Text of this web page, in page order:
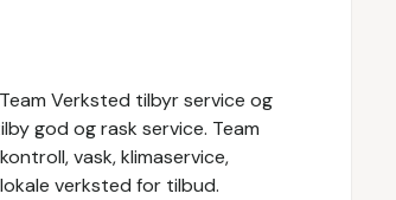
Verksted tilbyr service og
god og rask service. Team
vask, klimaservice,
verksted for tilbud.